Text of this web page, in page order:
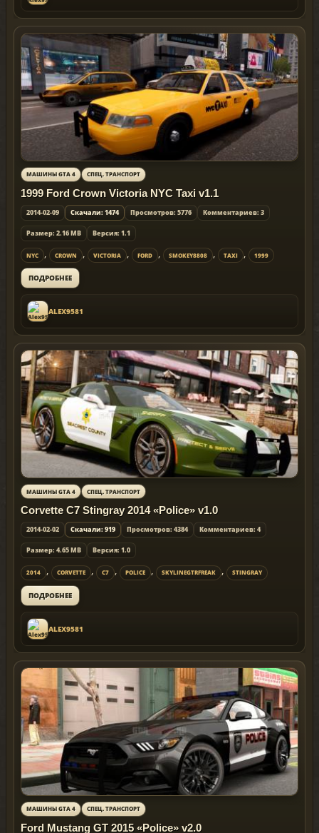
МАШИНЫ GTA 4 СПЕЦ. ТРАНСПОРТ
1999 Ford Crown Victoria NYC Taxi v1.1
2014-02-09 Скачали: 1474 Просмотров: 5776 Комментариев: 3
Размер: 2.16 MB Версия: 1.1
NYC , CROWN , VICTORIA , FORD , SMOKEY8808 , TAXI , 1999
ПОДРОБНЕЕ
ALEX9581
МАШИНЫ GTA 4 СПЕЦ. ТРАНСПОРТ
Corvette C7 Stingray 2014 «Police» v1.0
2014-02-02 Скачали: 919 Просмотров: 4384 Комментариев: 4
Размер: 4.65 MB Версия: 1.0
2014 , CORVETTE , C7 , POLICE , SKYLINEGTRFREAK , STINGRAY
ПОДРОБНЕЕ
ALEX9581
МАШИНЫ GTA 4 СПЕЦ. ТРАНСПОРТ
Ford Mustang GT 2015 «Police» v2.0